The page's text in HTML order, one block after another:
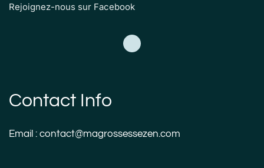
Rejoignez-nous sur Facebook
Contact Info
Email : contact@magrossessezen.com